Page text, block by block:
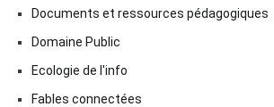
Documents et ressources pédagogiques
Domaine Public
Ecologie de l'info
Fables connectées